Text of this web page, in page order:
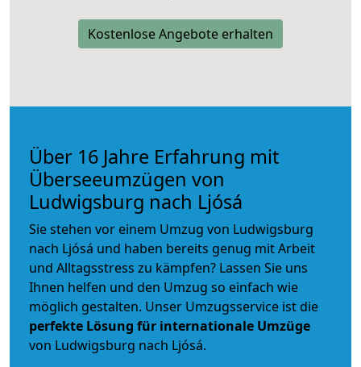
Kostenlose Angebote erhalten
Über 16 Jahre Erfahrung mit
Überseeumzügen von
Ludwigsburg nach Ljósá
Sie stehen vor einem Umzug von Ludwigsburg
nach Ljósá und haben bereits genug mit Arbeit
und Alltagsstress zu kämpfen? Lassen Sie uns
Ihnen helfen und den Umzug so einfach wie
möglich gestalten. Unser Umzugsservice ist die
perfekte Lösung für internationale Umzüge
von Ludwigsburg nach Ljósá.